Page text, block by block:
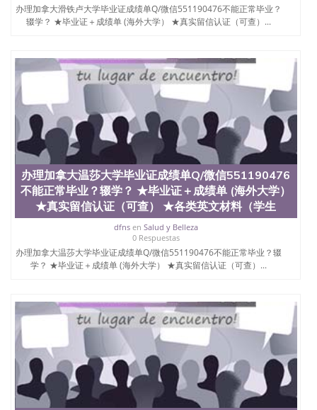
办理加拿大滑铁卢大学毕业证成绩单Q/微信551190476不能正常毕业？
辍学？ ★毕业证＋成绩单 (海外大学） ★真实留信认证（可查）...
办理加拿大温莎大学毕业证成绩单Q/微信551190476
不能正常毕业？辍学？ ★毕业证＋成绩单 (海外大学）
★真实留信认证（可查） ★各类英文材料（学生
dfnsen Salud y Belleza
0 Respuestas
办理加拿大温莎大学毕业证成绩单Q/微信551190476不能正常毕业？辍
学？ ★毕业证＋成绩单 (海外大学） ★真实留信认证（可查）...